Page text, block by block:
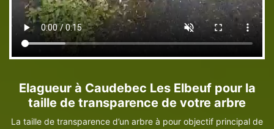
Elagueur à Caudebec Les Elbeuf pour la
taille de transparence de votre arbre
La taille de transparence d’un arbre à pour objectif principal de